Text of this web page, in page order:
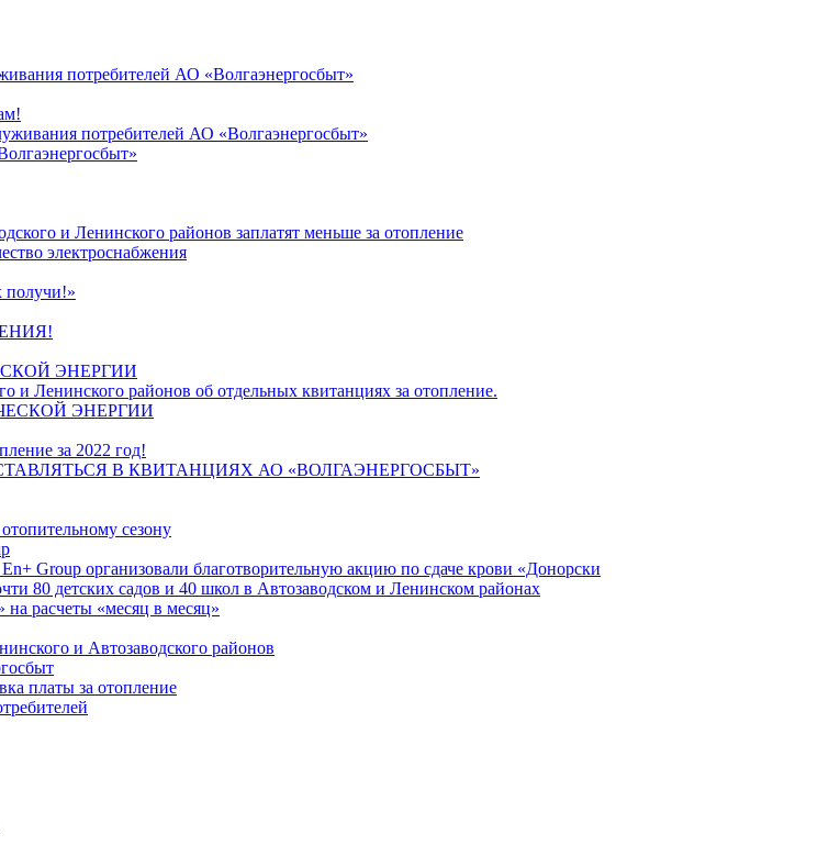
потребителей АО «Волгаэнергосбыт»
потребителей АО «Волгаэнергосбыт»
и Ленинского районов заплатят меньше за отопление
электроснабжения
получи!»
ЭНЕРГИИ
и Ленинского районов об отдельных квитанциях за отопление.
ЭНЕРГИИ
за 2022 год!
В КВИТАНЦИЯХ АО «ВОЛГАЭНЕРГОСБЫТ»
сезону
организовали благотворительную акцию по сдаче крови «Донорски
80 детских садов и 40 школ в Автозаводском и Ленинском районах
расчеты «месяц в месяц»
и Автозаводского районов
платы за отопление